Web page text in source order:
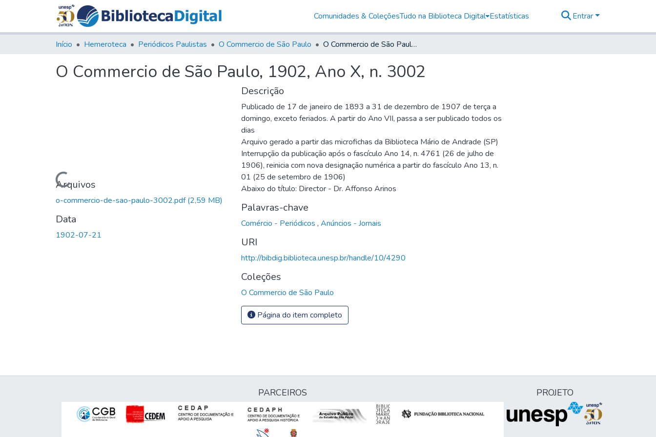
Comunidades & ColeçõesTudo na Biblioteca Digital Estatísticas Entrar
Início Hemeroteca Periódicos Paulistas O Commercio de São Paulo O Commercio de São Paulo, 1902, Ano X, n. 3002
O Commercio de São Paulo, 1902, Ano X, n. 3002
Carregando...
Arquivos
o-commercio-de-sao-paulo-3002.pdf(2,59 MB)
Data
1902-07-21
Descrição
Publicado de 17 de janeiro de 1893 a 31 de dezembro de 1907 de terça a
domingo, exceto feriados. A partir do Ano VII, passa a ser publicado todos os
dias
Arquivo gerado a partir das microfichas da Biblioteca Mário de Andrade (SP)
Interrupção da publicação após o fascículo Ano 14, n. 4761 (26 de julho de
1906), reinicia com nova designação numérica a partir do fascículo Ano 13, n.
01 (25 de setembro de 1906)
Abaixo do título: Director - Dr. Affonso Arinos
Palavras-chave
Comércio - Periódicos , Anúncios - Jornais
URI
http://bibdig.biblioteca.unesp.br/handle/10/4290
Coleções
O Commercio de São Paulo
Página do item completo
PARCEIROS PROJETO